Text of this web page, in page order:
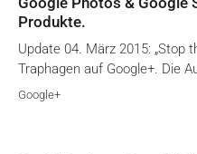
Produkte.
Update 04. März 2015: „Stop
Traphagen auf Google+. Die
Google+